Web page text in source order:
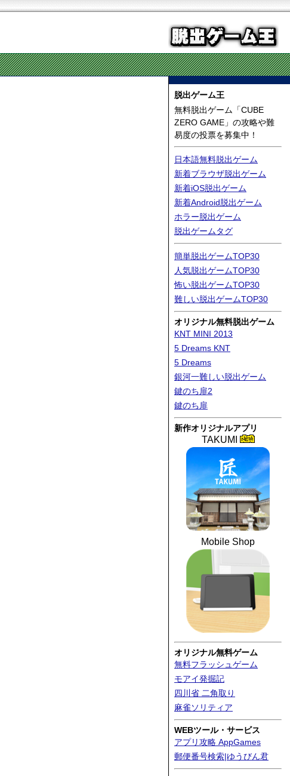
脱出ゲーム王
無料脱出ゲーム「CUBE
ZERO GAME」の攻略や難
易度の投票を募集中！
日本語無料脱出ゲーム
新着ブラウザ脱出ゲーム
新着iOS脱出ゲーム
新着Android脱出ゲーム
ホラー脱出ゲーム
脱出ゲームタグ
簡単脱出ゲームTOP30
人気脱出ゲームTOP30
怖い脱出ゲームTOP30
難しい脱出ゲームTOP30
オリジナル無料脱出ゲーム
KNT MINI 2013
5 Dreams KNT
5 Dreams
銀河一難しい脱出ゲーム
鍵のち扉2
鍵のち扉
新作オリジナルアプリ
TAKUMI
Mobile Shop
オリジナル無料ゲーム
無料フラッシュゲーム
モアイ発掘記
四川省 二角取り
麻雀ソリティア
WEBツール・サービス
アプリ攻略 AppGames
郵便番号検索|ゆうびん君